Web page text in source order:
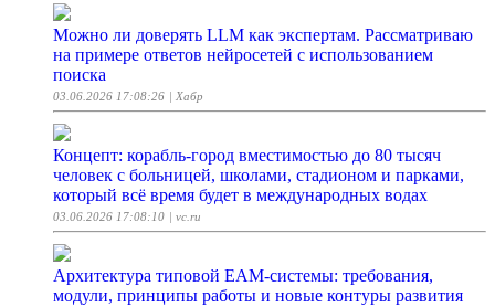
Можно ли доверять LLM как экспертам. Рассматриваю
на примере ответов нейросетей с использованием
поиска
03.06.2026 17:08:26 | Хабр
Концепт: корабль-город вместимостью до 80 тысяч
человек с больницей, школами, стадионом и парками,
который всё время будет в международных водах
03.06.2026 17:08:10 | vc.ru
Архитектура типовой EAM-системы: требования,
модули, принципы работы и новые контуры развития